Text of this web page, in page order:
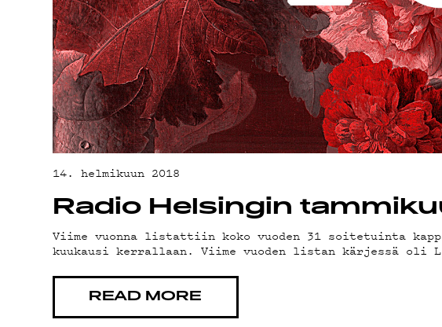
14. helmikuun 2018
Radio Helsingin
Viime vuonna listattiin koko vuoden 31 soitetuinta
kuukausi kerrallaan. Viime vuoden listan kärjessä oli
READ MORE